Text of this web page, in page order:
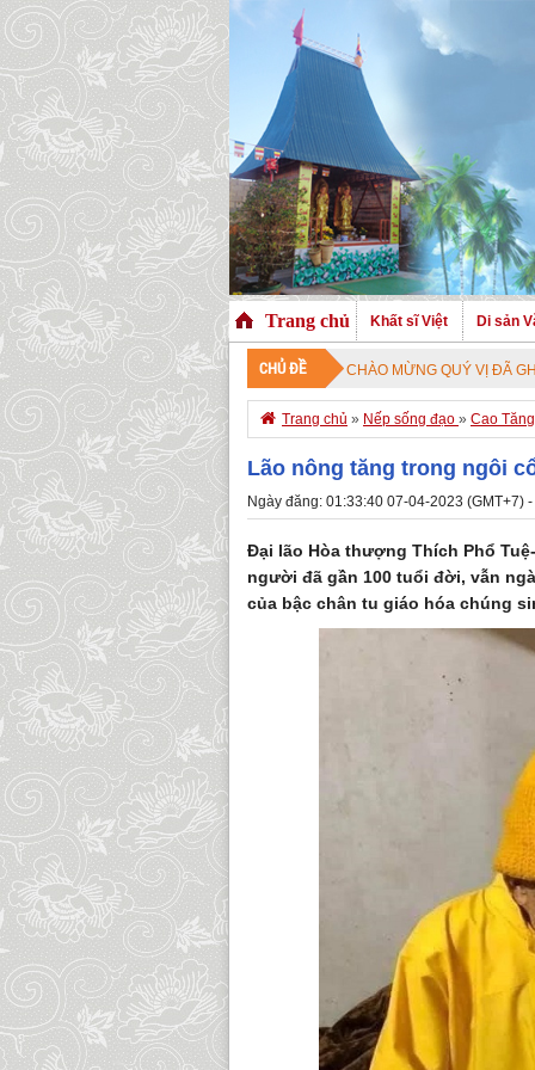
Trang chủ Khất sĩ Việt Di sản
CHỦ ĐỀ
CHÀO MỪNG QUÝ VỊ ĐÃ GHÉ THĂM
 Trang chủ » Nếp sống đạo » Cao
Lão nông tăng trong ngôi
Ngày đăng: 01:33:40 07-04-2023 (GMT+7)
Đại lão Hòa thượng Thích Phổ
người đã gần 100 tuổi đời, vẫn
của bậc chân tu giáo hóa chúng